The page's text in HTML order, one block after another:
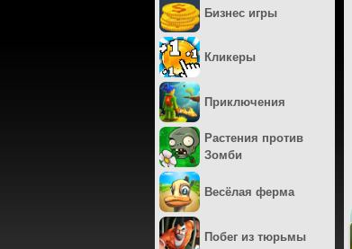
Бизнес игры
Кликеры
Приключения
Растения против
Зомби
Весёлая ферма
Побег из тюрьмы